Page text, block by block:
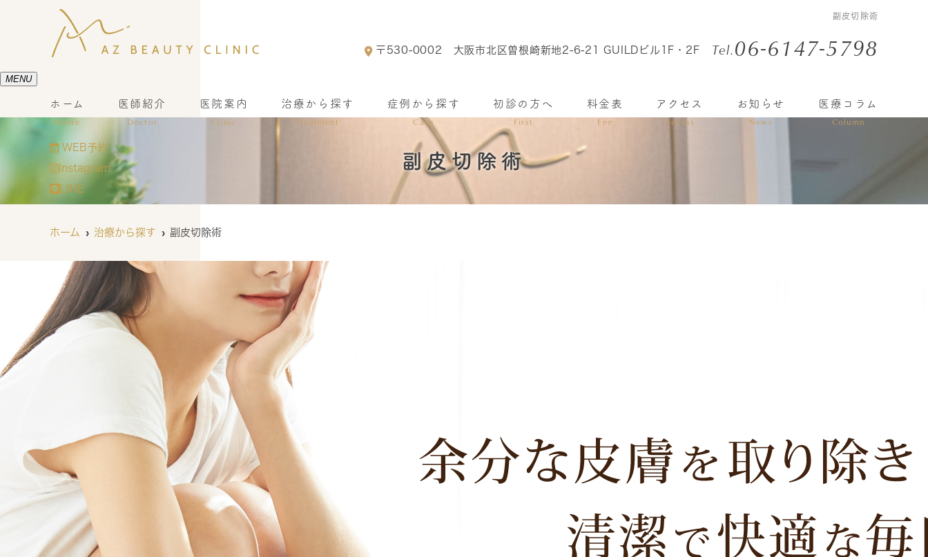
副皮切除術
〒530-0002 大阪市北区曽根崎新地2-6-21 GUILDビル1F・2F Tel.06-6147-5798
MENU
ホーム
Home
医師紹介
Doctor
医院案内
Clinic
治療から探す
Treatment
症例から探す
Case
初診の方へ
First
料金表
Fee
アクセス
Access
お知らせ
News
医療コラム
Column
WEB予約
Instagram
LINE
副皮切除術
ホーム 治療から探す 副皮切除術